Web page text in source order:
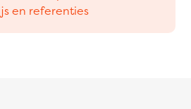
en referenties